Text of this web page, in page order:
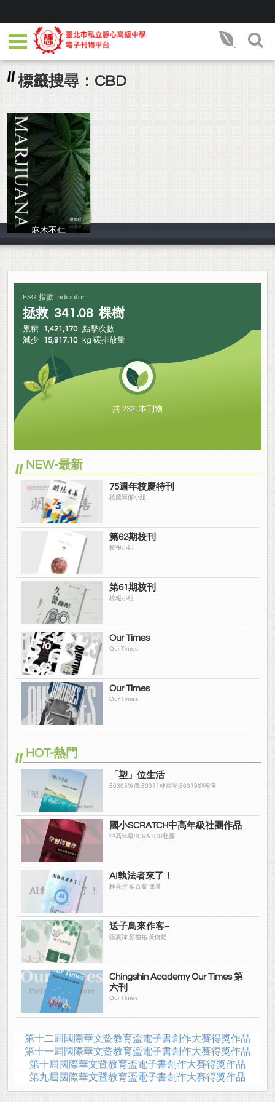
標籤搜尋：CBD
麻木不仁
80517黃璿中805
ESG 指數 Indicator
拯救 341.08 棵樹
累積 1,421,170 點擊次數
減少
15,917.10 kg 碳排放量
共 232 本刊物
NEW-最新
75週年校慶特刊
校慶籌備小組
第62期校刊
校報小組
第61期校刊
校報小組
Our Times
Our Times
Our Times
Our Times
HOT-熱門
「塑」位生活
80305吳優,80311林宸宇,80319劉瀚澤
國小SCRATCH中高年級社團作品
中高年級SCRATCH社團
AI執法者來了！
林亮宇 葉百寬 陳漢
送子鳥來作客~
張宸禕 顏榆祐 黃脩媞
Chingshin Academy Our Times 第
六刊
Our TImes
第十二屆國際華文暨教育盃電子書創作大賽得獎作品
第十一屆國際華文暨教育盃電子書創作大賽得獎作品
第十屆國際華文暨教育盃電子書創作大賽得獎作品
第九屆國際華文暨教育盃電子書創作大賽得獎作品